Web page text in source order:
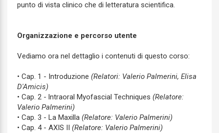
punto di vista clinico che di letteratura scientifica.
Organizzazione e percorso utente
Vediamo ora nel dettaglio i contenuti di questo corso:
• Cap. 1 - Introduzione (Relatori: Valerio Palmerini, Elisa
D'Amicis)
• Cap. 2 - lntraoral Myofascial Techniques (Relatore:
Valerio Palmerini)
• Cap. 3 - La Maxilla (Relatore: Valerio Palmerini)
• Cap. 4 - AXIS II (Relatore: Valerio Palmerini)